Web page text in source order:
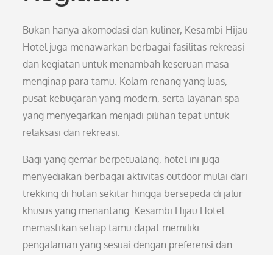
Bukan hanya akomodasi dan kuliner, Kesambi Hijau
Hotel juga menawarkan berbagai fasilitas rekreasi
dan kegiatan untuk menambah keseruan masa
menginap para tamu. Kolam renang yang luas,
pusat kebugaran yang modern, serta layanan spa
yang menyegarkan menjadi pilihan tepat untuk
relaksasi dan rekreasi.
Bagi yang gemar berpetualang, hotel ini juga
menyediakan berbagai aktivitas outdoor mulai dari
trekking di hutan sekitar hingga bersepeda di jalur
khusus yang menantang. Kesambi Hijau Hotel
memastikan setiap tamu dapat memiliki
pengalaman yang sesuai dengan preferensi dan